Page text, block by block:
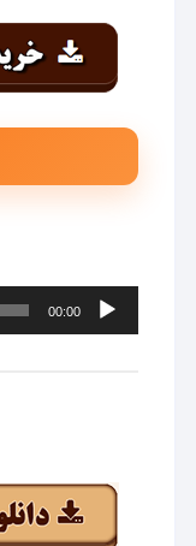
پخش‌کننده
صوت
00:00